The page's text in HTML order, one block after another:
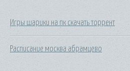
Игры шарики на пк скачать торрент
Расписание москва абрамцево